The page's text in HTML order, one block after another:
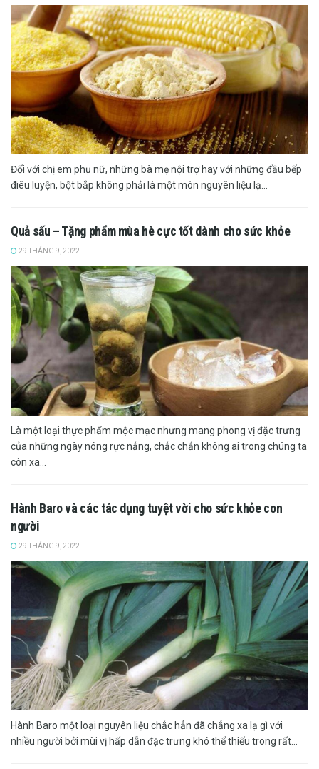
Đối với chị em phụ nữ, những bà mẹ nội trợ hay với những đầu bếp
điêu luyện, bột bắp không phải là một món nguyên liệu lạ...
Quả sấu – Tặng phẩm mùa hè cực tốt dành cho sức khỏe
29 THÁNG 9, 2022
Là một loại thực phẩm mộc mạc nhưng mang phong vị đặc trưng
của những ngày nóng rực nắng, chắc chắn không ai trong chúng ta
còn xa...
Hành Baro và các tác dụng tuyệt vời cho sức khỏe con
người
29 THÁNG 9, 2022
Hành Baro một loại nguyên liệu chắc hẳn đã chẳng xa lạ gì với
nhiều người bởi mùi vị hấp dẫn đặc trưng khó thể thiếu trong rất...